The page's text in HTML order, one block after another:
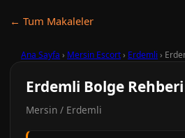
← Tum Makaleler
Ana Sayfa › Mersin Escort› Erdemli ›
Erdemli Bolge Rehberi
Mersin / Erdemli